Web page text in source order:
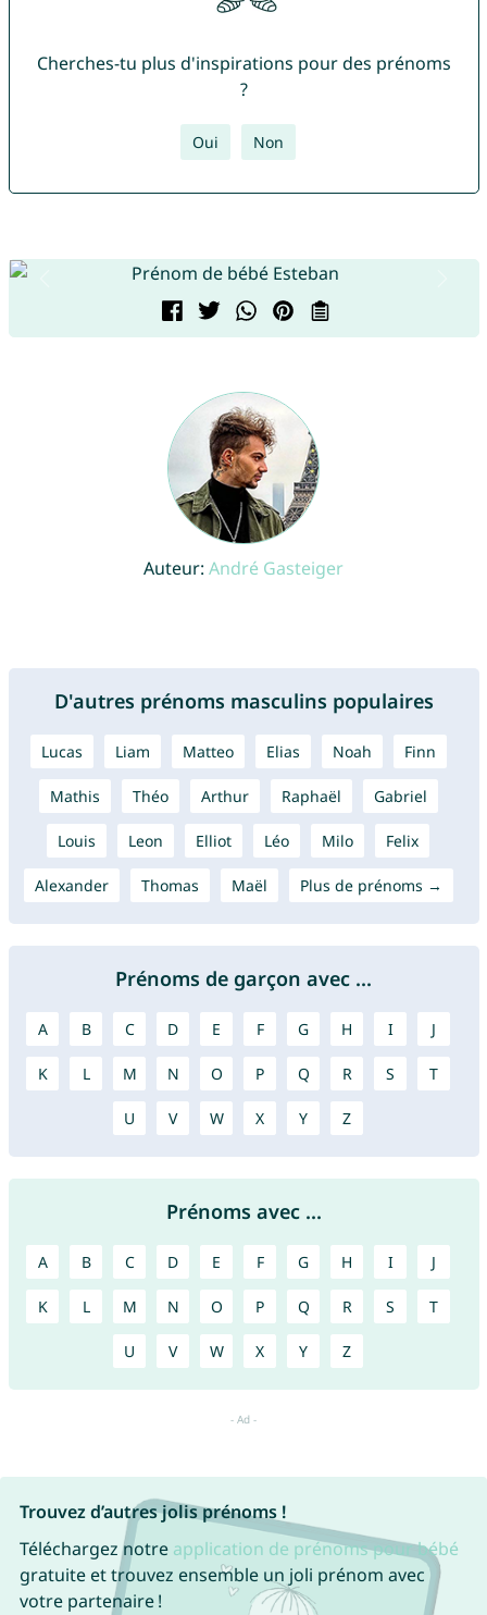
Cherches-tu plus d'inspirations pour des prénoms
?
Oui Non
Auteur: André Gasteiger
D'autres prénoms masculins populaires
Lucas Liam Matteo Elias Noah Finn
Mathis Théo Arthur Raphaël Gabriel
Louis Leon Elliot Léo Milo Felix
Alexander Thomas Maël Plus de prénoms →
Prénoms de garçon avec ...
A B C D E F G H I J
K L M N O P Q R S T
U V W X Y Z
Prénoms avec ...
A B C D E F G H I J
K L M N O P Q R S T
U V W X Y Z
Trouvez d’autres jolis prénoms !
Téléchargez notre application de prénoms pour bébé
gratuite et trouvez ensemble un joli prénom avec
votre partenaire !